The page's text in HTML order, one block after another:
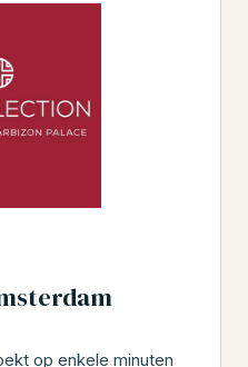
op enkele minuten